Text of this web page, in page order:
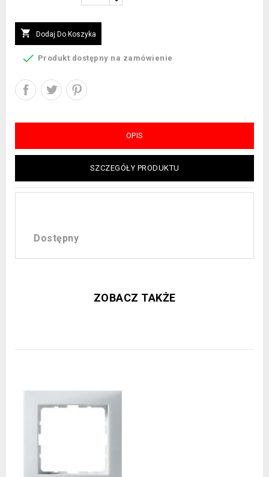
 Dodaj Do Koszyka
 Produkt dostępny na zamówienie
OPIS
SZCZEGÓŁY PRODUKTU
Dostępny
ZOBACZ TAKŻE